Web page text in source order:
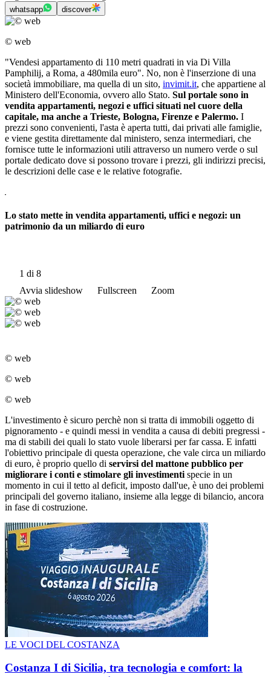
whatsapp discover
© web
"Vendesi appartamento di 110 metri quadrati in via Di Villa
Pamphilij, a Roma, a 480mila euro". No, non è l'inserzione di una
società immobiliare, ma quella di un sito, invimit.it, che appartiene al
Ministero dell'Economia, ovvero allo Stato. Sul portale sono in
vendita appartamenti, negozi e uffici situati nel cuore della
capitale, ma anche a Trieste, Bologna, Firenze e Palermo. I
prezzi sono convenienti, l'asta è aperta tutti, dai privati alle famiglie,
e viene gestita direttamente dal ministero, senza intermediari, che
fornisce tutte le informazioni utili attraverso un numero verde o sul
portale dedicato dove si possono trovare i prezzi, gli indirizzi precisi,
le descrizioni delle case e le relative fotografie.
Lo stato mette in vendita appartamenti, uffici e negozi: un
patrimonio da un miliardo di euro
1 di 8
Avvia slideshow
Fullscreen Zoom
© web
© web
© web
L'investimento è sicuro perchè non si tratta di immobili oggetto di
pignoramento - e quindi messi in vendita a causa di debiti pregressi -
ma di stabili dei quali lo stato vuole liberarsi per far cassa. E infatti
l'obiettivo principale di questa operazione, che vale circa un miliardo
di euro, è proprio quello di servirsi del mattone pubblico per
migliorare i conti e stimolare gli investimenti specie in un
momento in cui il tetto al deficit, imposto dall'ue, è uno dei problemi
principali del governo italiano, insieme alla legge di bilancio, ancora
in fase di costruzione.
LE VOCI DEL COSTANZA
Costanza I di Sicilia, tra tecnologia e comfort: la